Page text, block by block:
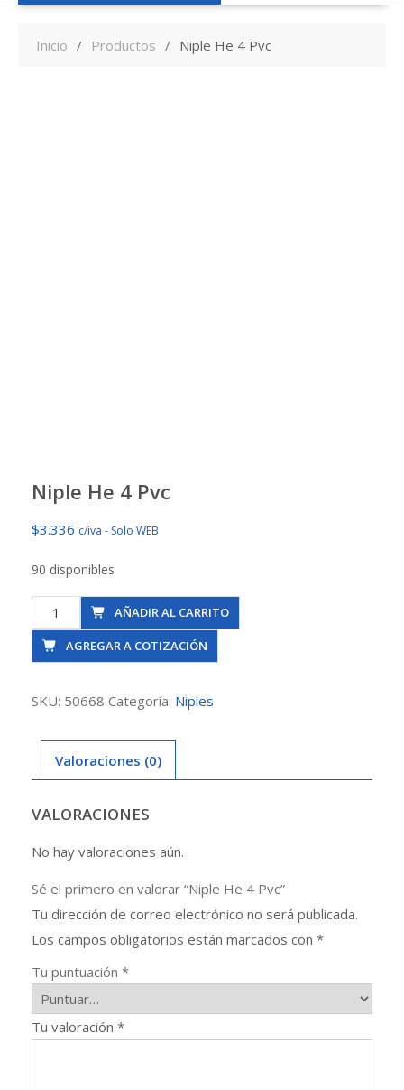
Inicio Productos Niple He 4 Pvc
Niple He 4 Pvc
$3.336 c/iva - Solo WEB
90 disponibles
Niple
He
cantidad
AÑADIR AL CARRITO
AGREGAR A COTIZACIÓN
SKU: 50668 Categoría: Niples
Valoraciones (0)
VALORACIONES
No hay valoraciones aún.
Sé el primero en valorar “Niple He 4 Pvc”
Tu dirección de correo electrónico no será publicada.
Los campos obligatorios están marcados con *
Tu puntuación *
Tu valoración *